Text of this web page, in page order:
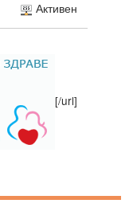
Активен
[/url]